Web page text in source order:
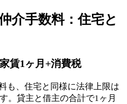
介手数料：住宅と
賃1ヶ月+消費税
も、住宅と同様に法律上限は
。貸主と借主の合計で1ヶ月